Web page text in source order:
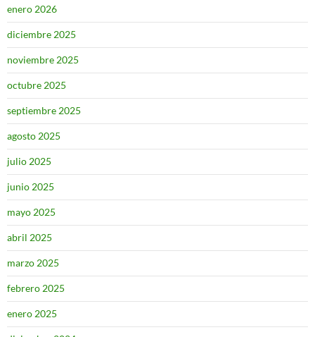
enero 2026
diciembre 2025
noviembre 2025
octubre 2025
septiembre 2025
agosto 2025
julio 2025
junio 2025
mayo 2025
abril 2025
marzo 2025
febrero 2025
enero 2025